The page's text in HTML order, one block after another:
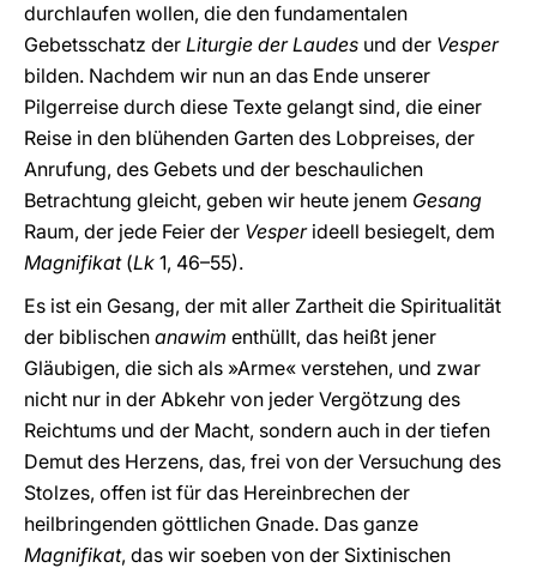
durchlaufen wollen, die den fundamentalen
Gebetsschatz der Liturgie der Laudes und der Vesper
bilden. Nachdem wir nun an das Ende unserer
Pilgerreise durch diese Texte gelangt sind, die einer
Reise in den blühenden Garten des Lobpreises, der
Anrufung, des Gebets und der beschaulichen
Betrachtung gleicht, geben wir heute jenem Gesang
Raum, der jede Feier der Vesperideell besiegelt, dem
Magnifikat (Lk 1, 46–55).
Es ist ein Gesang, der mit aller Zartheit die Spiritualität
der biblischen anawim enthüllt, das heißt jener
Gläubigen, die sich als »Arme« verstehen, und zwar
nicht nur in der Abkehr von jeder Vergötzung des
Reichtums und der Macht, sondern auch in der tiefen
Demut des Herzens, das, frei von der Versuchung des
Stolzes, offen ist für das Hereinbrechen der
heilbringenden göttlichen Gnade. Das ganze
Magnifikat, das wir soeben von der Sixtinischen